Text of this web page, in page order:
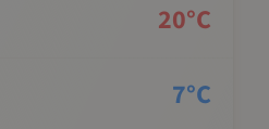
20°C
7°C